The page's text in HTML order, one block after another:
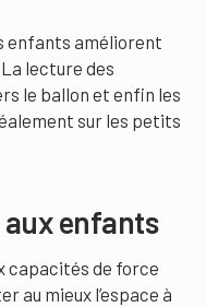
enfants améliorent
lecture des
le ballon et enfin les
sur les petits
enfants
capacités de force
au mieux l’espace à